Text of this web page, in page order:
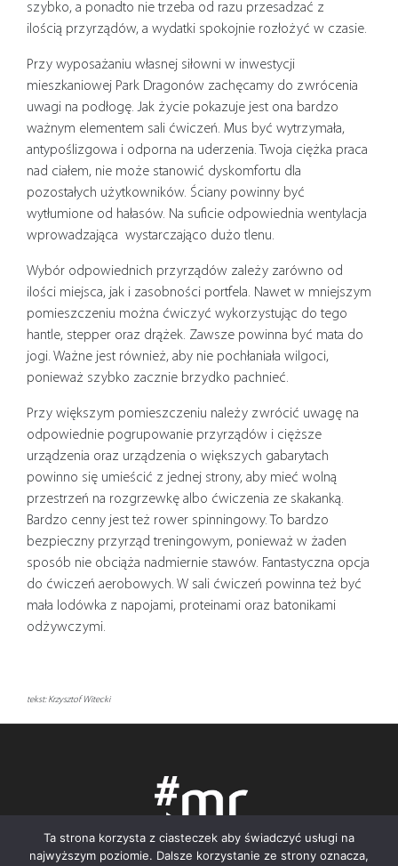
szybko, a ponadto nie trzeba od razu przesadzać z
ilością przyrządów, a wydatki spokojnie rozłożyć w czasie.
Przy wyposażaniu własnej siłowni w inwestycji
mieszkaniowej Park Dragonów zachęcamy do zwrócenia
uwagi na podłogę. Jak życie pokazuje jest ona bardzo
ważnym elementem sali ćwiczeń. Mus być wytrzymała,
antypoślizgowa i odporna na uderzenia. Twoja ciężka praca
nad ciałem, nie może stanowić dyskomfortu dla
pozostałych użytkowników. Ściany powinny być
wytłumione od hałasów. Na suficie odpowiednia wentylacja
wprowadzająca wystarczająco dużo tlenu.
Wybór odpowiednich przyrządów zależy zarówno od
ilości miejsca, jak i zasobności portfela. Nawet w mniejszym
pomieszczeniu można ćwiczyć wykorzystując do tego
hantle, stepper oraz drążek. Zawsze powinna być mata do
jogi. Ważne jest również, aby nie pochłaniała wilgoci,
ponieważ szybko zacznie brzydko pachnieć.
Przy większym pomieszczeniu należy zwrócić uwagę na
odpowiednie pogrupowanie przyrządów i cięższe
urządzenia oraz urządzenia o większych gabarytach
powinno się umieścić z jednej strony, aby mieć wolną
przestrzeń na rozgrzewkę albo ćwiczenia ze skakanką.
Bardzo cenny jest też rower spinningowy. To bardzo
bezpieczny przyrząd treningowym, ponieważ w żaden
sposób nie obciąża nadmiernie stawów. Fantastyczna opcja
do ćwiczeń aerobowych. W sali ćwiczeń powinna też być
mała lodówka z napojami, proteinami oraz batonikami
odżywczymi.
tekst: Krzysztof Witecki
Ta strona korzysta z ciasteczek aby świadczyć usługi na
najwyższym poziomie. Dalsze korzystanie ze strony oznacza,